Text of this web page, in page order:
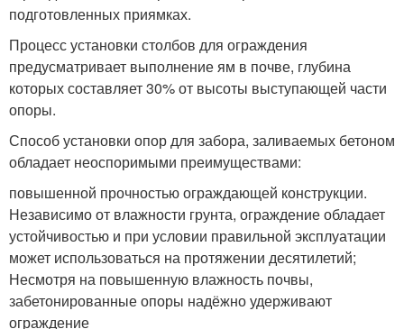
подготовленных приямках.
Процесс установки столбов для ограждения
предусматривает выполнение ям в почве, глубина
которых составляет 30% от высоты выступающей части
опоры.
Способ установки опор для забора, заливаемых бетоном
обладает неоспоримыми преимуществами:
повышенной прочностью ограждающей конструкции.
Независимо от влажности грунта, ограждение обладает
устойчивостью и при условии правильной эксплуатации
может использоваться на протяжении десятилетий;
Несмотря на повышенную влажность почвы,
забетонированные опоры надёжно удерживают
ограждение